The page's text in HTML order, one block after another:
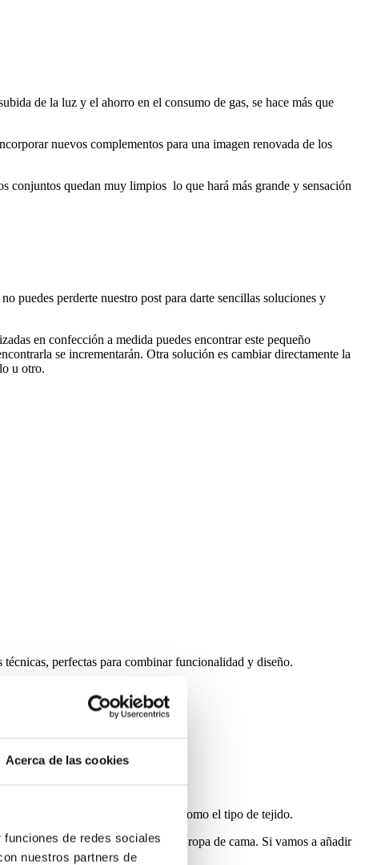
Acerca de las cookies
de redes sociales
nuestros partners de
de la luz y el ahorro en el consumo de gas, se hace más que
nuevos complementos para una imagen renovada de los
conjuntos quedan muy limpios lo que hará más grande y sensación
puedes perderte nuestro post para darte sencillas soluciones y
en confección a medida puedes encontrar este pequeño
se incrementarán. Otra solución es cambiar directamente la
u otro.
perfectas para combinar funcionalidad y diseño.
claros, oscuros o estampados, así como el tipo de tejido.
con sofás, muebles, paredes o ropa de cama. Si vamos a añadir